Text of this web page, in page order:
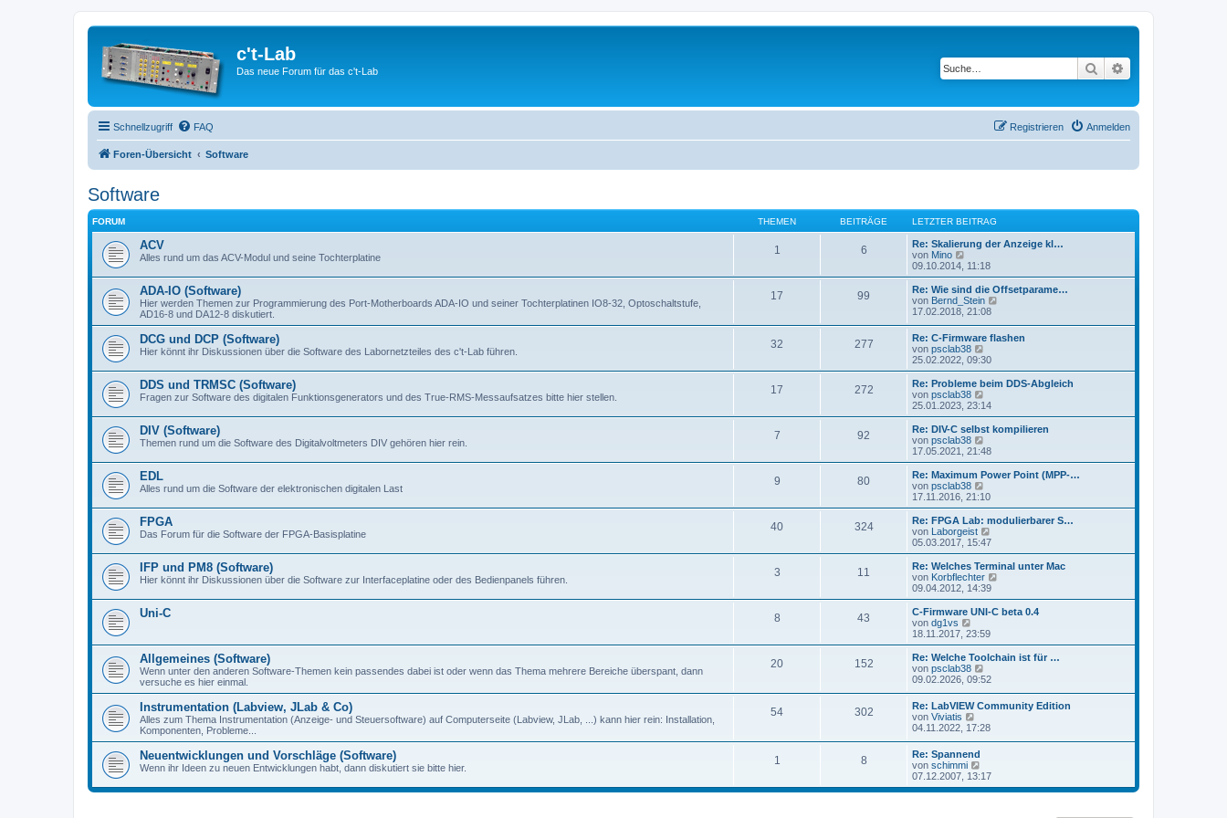
c't-Lab
Das neue Forum für das c't-Lab Suche
Schnellzugriff FAQ Anmelden
Registrieren
Foren-Übersicht Software
Software
FORUM THEMEN BEITRÄGE LETZTER BEITRAG
ACV
Alles rund um das ACV-Modul und seine Tochterplatine
1 6
Re: Skalierung der Anzeige kl…
von Mino
e
u
e
s
t
r
B
e
i
t
r
a
g
09.10.2014, 11:18
ADA-IO (Software)
Hier werden Themen zur Programmierung des Port-Motherboards ADA-IO und seiner Tochterplatinen IO8-32, Optoschaltstufe,
AD16-8 und DA12-8 diskutiert.
17 99
Re: Wie sind die Offsetparame…
von Bernd_Stein
s
r
B
t
r
17.02.2018, 21:08
DCG und DCP (Software)
Hier könnt ihr Diskussionen über die Software des Labornetzteiles des c't-Lab führen.
32 277
Re: C-Firmware flashen
von psclab38
e
u
e
t
r
B
e
i
r
g
25.02.2022, 09:30
DDS und TRMSC (Software)
Fragen zur Software des digitalen Funktionsgenerators und des True-RMS-Messaufsatzes bitte hier stellen.
17 272
Re: Probleme beim DDS-Abgleich
von psclab38
e
u
e
t
r
B
e
i
r
a
g
25.01.2023, 23:14
DIV (Software)
Themen rund um die Software des Digitalvoltmeters DIV gehören hier rein.
7 92
Re: DIV-C selbst kompilieren
von psclab38
e
u
e
t
B
e
i
r
a
g
17.05.2021, 21:48
EDL
Alles rund um die Software der elektronischen digitalen Last
9 80
Re: Maximum Power Point (MPP-…
von psclab38
e
u
e
s
t
B
e
i
r
g
17.11.2016, 21:10
FPGA
Das Forum für die Software der FPGA-Basisplatine
40 324
Re: FPGA Lab: modulierbarer S…
von Laborgeist
e
u
e
s
t
r
B
r
g
05.03.2017, 15:47
IFP und PM8 (Software)
Hier könnt ihr Diskussionen über die Software zur Interfaceplatine oder des Bedienpanels führen.
3 11
Re: Welches Terminal unter Mac
von Korbflechter
u
e
B
t
r
09.04.2012, 14:39
Uni-C 8 43
C-Firmware UNI-C beta 0.4
von dg1vs
e
u
e
s
t
B
e
i
t
r
a
g
18.11.2017, 23:59
Allgemeines (Software)
Wenn unter den anderen Software-Themen kein passendes dabei ist oder wenn das Thema mehrere Bereiche überspant, dann
versuche es hier einmal.
20 152
Re: Welche Toolchain ist für …
von psclab38
e
s
t
e
r
i
t
09.02.2026, 09:52
Instrumentation (Labview, JLab & Co)
Alles zum Thema Instrumentation (Anzeige- und Steuersoftware) auf Computerseite (Labview, JLab, ...) kann hier rein: Installation,
Komponenten, Probleme...
54 302
Re: LabVIEW Community Edition
von Viviatis
e
e
s
t
e
r
04.11.2022, 17:28
Neuentwicklungen und Vorschläge (Software)
Wenn ihr Ideen zu neuen Entwicklungen habt, dann diskutiert sie bitte hier.
1 8
Re: Spannend
von schimmi
e
u
07.12.2007, 13:17